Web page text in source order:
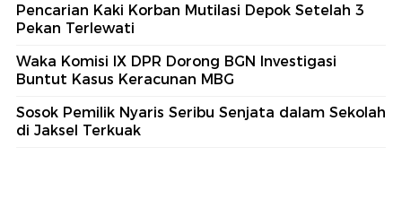
Pencarian Kaki Korban Mutilasi Depok Setelah 3
Pekan Terlewati
Waka Komisi IX DPR Dorong BGN Investigasi
Buntut Kasus Keracunan MBG
Sosok Pemilik Nyaris Seribu Senjata dalam Sekolah
di Jaksel Terkuak